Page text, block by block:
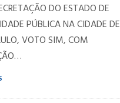
DO ESTADO DE
PÚBLICA NA CIDADE DE
VOTO SIM, COM